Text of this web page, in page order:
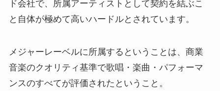
ド会社で、所属アーティストとして契約を結ぶこ
と自体が極めて高いハードルとされています。
メジャーレーベルに所属するということは、商業
音楽のクオリティ基準で歌唱・楽曲・パフォーマ
ンスのすべてが評価されたということ。